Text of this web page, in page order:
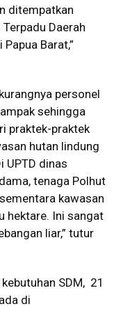
ditempatkan
Daerah
Barat,”
personel
sehingga
praktek-praktek
hutan lindung
UPTD dinas
tenaga Polhut
kawasan
hektare. Ini sangat
liar,” tutur
SDM, 21
di